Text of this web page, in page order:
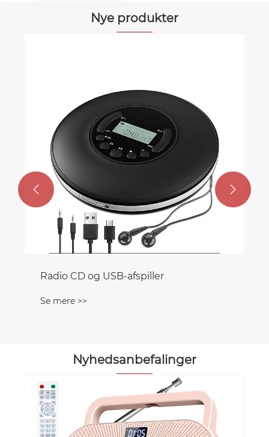
Nye produkter
Se mere >>
 
Nyhedsanbefalinger
Hvordan forbedrer en CD-afspiller
Boombox bærbar musiklytning?